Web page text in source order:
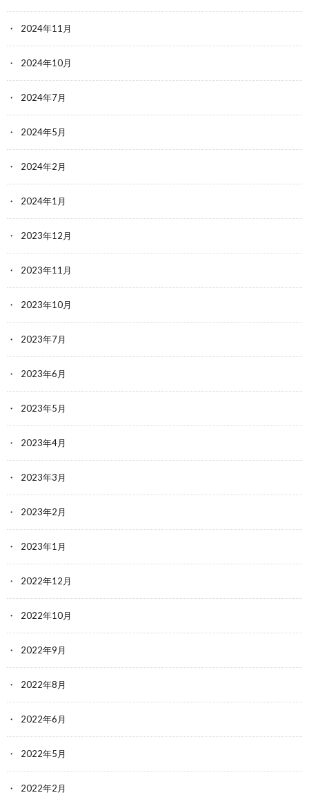
2024年11月
2024年10月
2024年7月
2024年5月
2024年2月
2024年1月
2023年12月
2023年11月
2023年10月
2023年7月
2023年6月
2023年5月
2023年4月
2023年3月
2023年2月
2023年1月
2022年12月
2022年10月
2022年9月
2022年8月
2022年6月
2022年5月
2022年2月